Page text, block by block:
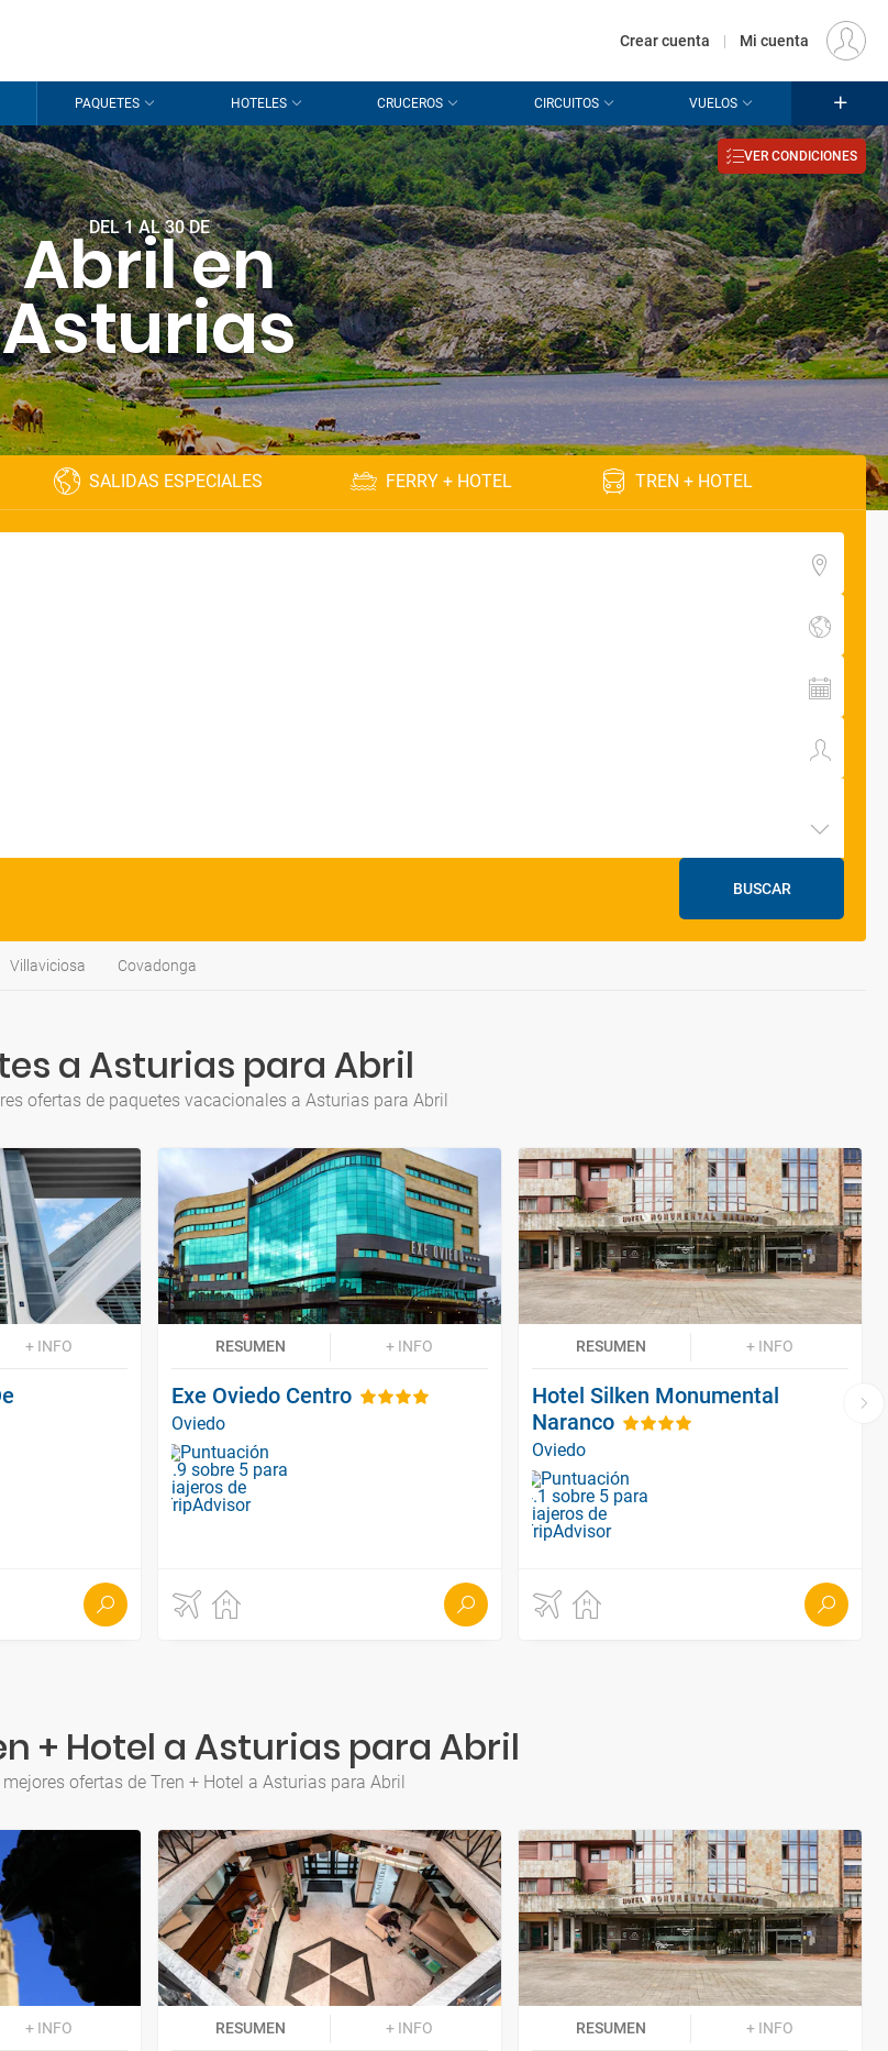
EUR
Crear cuenta | Mi cuenta
PAQUETES HOTELES CRUCEROS CIRCUITOS VUELOS
DEL 1 AL 30 DE
Abril en
Asturias
VER CONDICIONES
SALIDAS ESPECIALES FERRY + HOTEL TREN + HOTEL
BUSCAR
Villaviciosa Covadonga
a Asturias para Abril
ofertas de paquetes vacacionales a Asturias para Abril
+ INFO RESUMEN + INFO
Exe Oviedo Centro
Oviedo
RESUMEN + INFO
Hotel Silken Monumental
Naranco
Oviedo
+ Hotel a Asturias para Abril
ofertas de Tren + Hotel a Asturias para Abril
+ INFO RESUMEN + INFO RESUMEN + INFO